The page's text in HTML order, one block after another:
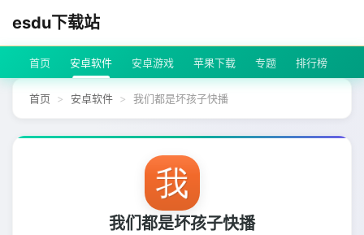
esdu下载站
首页 安卓软件 安卓游戏 苹果下载 专题 排行榜
首页 安卓软件 我们都是坏孩子快播
我们都是坏孩子快播